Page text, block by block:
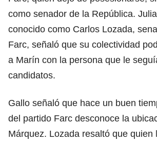
como senador de la República.
conocido como Carlos Lozada,
Farc, señaló que su colectividad
a Marín con la persona que le
candidatos.
Gallo señaló que hace un buen
del partido Farc desconoce la
Márquez. Lozada resaltó que quien